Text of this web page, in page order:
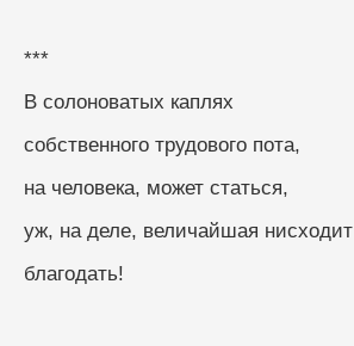
***
В солоноватых каплях
собственного трудового пота,
на человека, может статься,
уж, на деле, величайшая нисходит
благодать!